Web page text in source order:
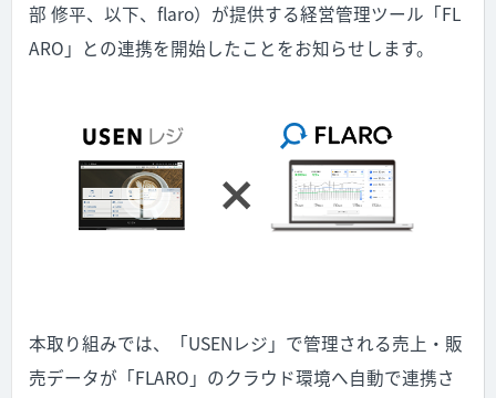
部 修平、以下、flaro）が提供する経営管理ツール「FL
ARO」との連携を開始したことをお知らせします。
本取り組みでは、「USENレジ」で管理される売上・販
売データが「FLARO」のクラウド環境へ自動で連携さ